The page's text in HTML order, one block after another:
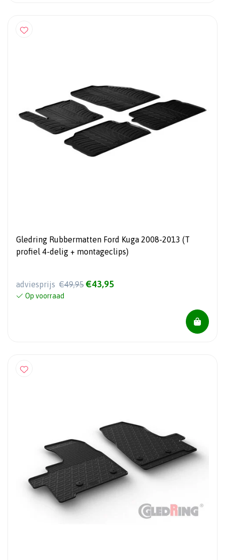
Gledring Rubbermatten Ford Kuga 2008-2013 (T
profiel 4-delig + montageclips)
adviesprijs €49,95 €43,95
Op voorraad